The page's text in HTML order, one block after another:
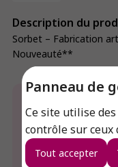
Panneau de
Ce site utilise
contrôle sur ceux
Tout accepter
Description du
Sorbet – Fabrication
Nouveauté**
Envie de connaitre